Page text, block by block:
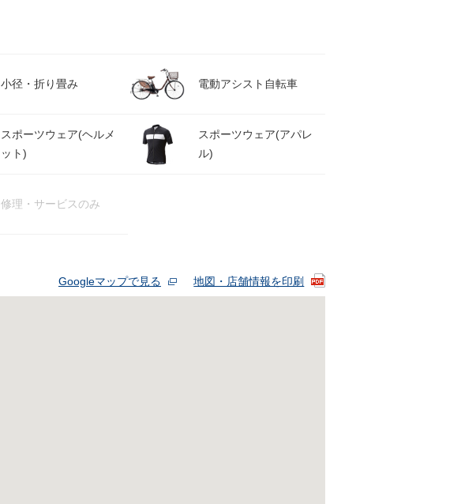
小径・折り畳み 電動アシスト自転車
スポーツウェア(ヘルメ
ット)
スポーツウェア(アパレ
ル)
修理・サービスのみ
Googleマップで見る 地図・店舗情報を印刷